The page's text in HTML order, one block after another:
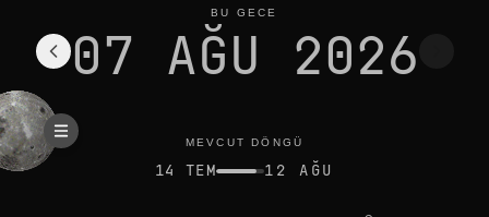
BU GECE
07 AĞU 2026
MEVCUT DÖNGÜ
14 TEM 12 AĞU